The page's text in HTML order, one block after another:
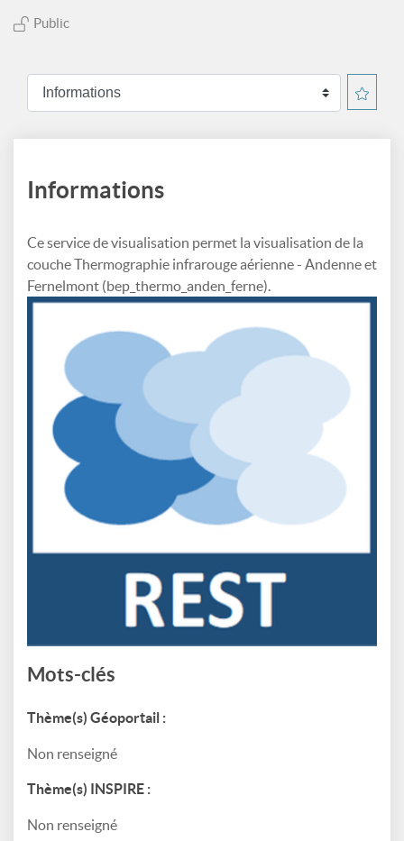
Public
Informations
Ce service de visualisation permet la visualisation de la
couche Thermographie infrarouge aérienne - Andenne et
Fernelmont (bep_thermo_anden_ferne).
Mots-clés
Thème(s) Géoportail :
Non renseigné
Thème(s) INSPIRE :
Non renseigné